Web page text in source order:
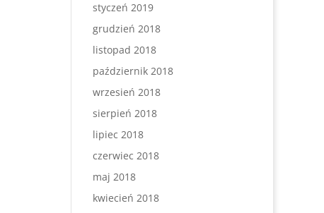
styczeń 2019
grudzień 2018
listopad 2018
październik 2018
wrzesień 2018
sierpień 2018
lipiec 2018
czerwiec 2018
maj 2018
kwiecień 2018